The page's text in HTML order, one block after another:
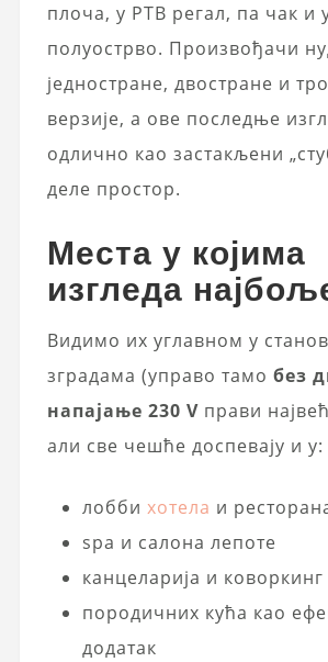
плоча, у РТВ регал, па чак и
полуострво. Произвођачи
једностране, двостране и
верзије, а ове последње
одлично као застакљени
деле простор.
Места у којима
изгледа
Видимо их углавном у
зградама (управо тамо без
напајање 230 Vправи
али све чешће доспевају и у:
лобби хотела и
spa и салона лепоте
канцеларија и
породичних кућа као
додатак